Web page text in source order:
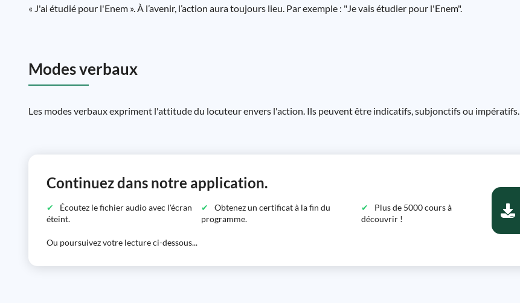
« J'ai étudié pour l'Enem ». À l’avenir, l’action aura toujours lieu. Par exemple : "Je vais étudier pour l'Enem".
Modes verbaux
Les modes verbaux expriment l'attitude du locuteur envers l'action. Ils peuvent être indicatifs, subjonctifs ou impératifs.
Continuez dans notre application.
Écoutez le fichier audio avec l'écran
éteint.
Obtenez un certificat à la fin du
programme.
Plus de 5000 cours à
découvrir !
Ou poursuivez votre lecture ci-dessous...